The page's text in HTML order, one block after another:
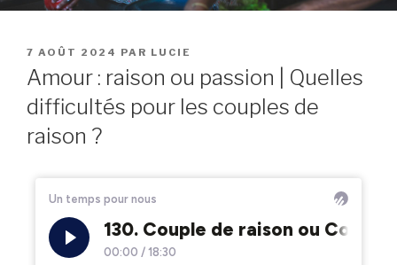
PUBLIÉ
LE
7 AOÛT 2024 PAR LUCIE
Amour : raison ou passion | Quelles
difficultés pour les couples de
raison ?